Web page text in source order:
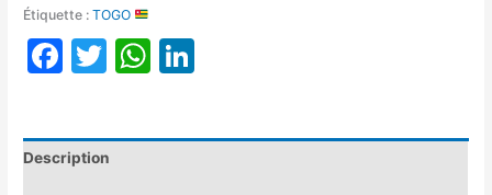
Étiquette :TOGO
Facebook
TwitterWhatsApp
Description